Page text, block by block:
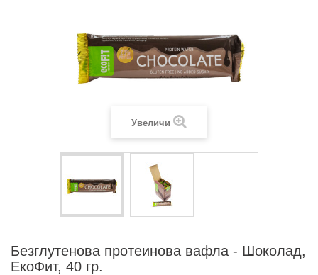
Увеличи
Безглутенова протеинова вафла - Шоколад,
ЕкоФит, 40 гр.